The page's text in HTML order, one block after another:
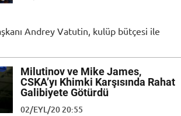
Andrey Vatutin, kulüp bütçesi ile
Milutinov ve Mike James,
CSKA’yı Khimki Karşısında Rahat
Galibiyete Götürdü
02/EYL/20 20:55